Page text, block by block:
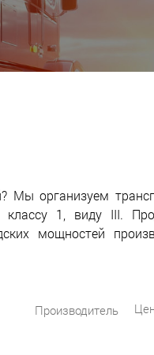
Мы организуем
1, виду III.
мощностей
Производитель